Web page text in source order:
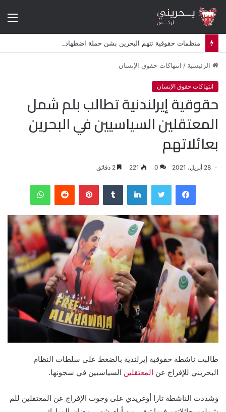
الرئيسية / انتهاكات حقوق الإنسان
انتهاكات حقوق الإنسان
حقوقية إيرلندنية تطالب بلم شمل
المعتقلين السياسيين في البحرين
بعائلاتهم
28 أبريل، 2021 0
221
فيسبوك لينكدإن بينتيريست
طالبت ناشطة حقوقية إيرلندية بالضغط على سلطات النظام
البحريني للإفراج عن المعتقلين السياسيين في سجونها.
وشددت الناشطة تارا أوغريدي على وجوب الإفراج عن المعتقلين للم